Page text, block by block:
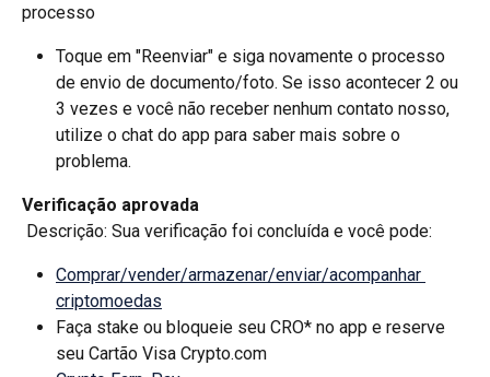
processo
Toque em "Reenviar" e siga novamente o processo
de envio de documento/foto. Se isso acontecer 2 ou
3 vezes e você não receber nenhum contato nosso,
utilize o chat do app para saber mais sobre o
problema.
Verificação aprovada
Descrição: Sua verificação foi concluída e você pode:
Comprar/vender/armazenar/enviar/acompanhar
criptomoedas
Faça stake ou bloqueie seu CRO* no app e reserve
seu Cartão Visa Crypto.com